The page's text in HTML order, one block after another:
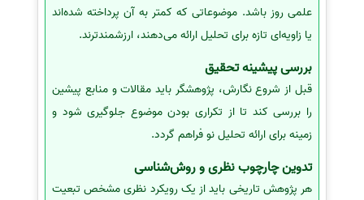
علمی روز باشد. موضوعاتی که کمتر به آن پرداخته شده‌اند
یا زاویه‌ای تازه برای تحلیل ارائه می‌دهند، ارزشمندترند.
بررسی پیشینه تحقیق
قبل از شروع نگارش، پژوهشگر باید مقالات و منابع پیشین
را بررسی کند تا از تکراری بودن موضوع جلوگیری شود و
زمینه برای ارائه تحلیل نو فراهم گردد.
تدوین چارچوب نظری و روش‌شناسی
هر پژوهش تاریخی باید از یک رویکرد نظری مشخص تبعیت